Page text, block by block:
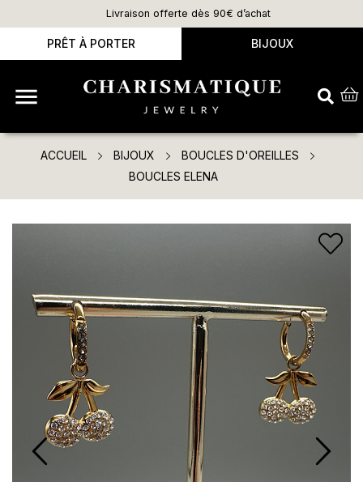
Livraison offerte dès 90€ d’achat
PRÊT À PORTER BIJOUX

ACCUEIL BIJOUX
BOUCLES D'OREILLES
BOUCLES ELENA